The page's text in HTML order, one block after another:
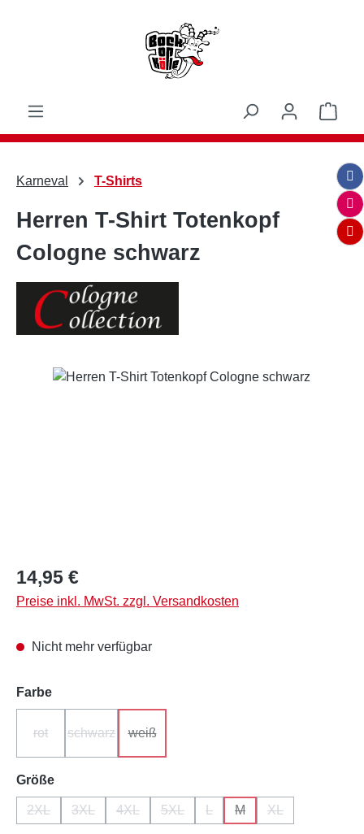
Karneval T-Shirts
Herren T-Shirt Totenkopf
Cologne schwarz
Bildergalerie überspringen
Regulärer Preis:
14,95 €
Preise inkl. MwSt. zzgl. Versandkosten
Nicht mehr verfügbar
Farbeauswählen
rot schwarz weiß
Größeauswählen
2XL
(Diese Option ist zurzeit nicht verfügbar.)
3XL
(Diese Option ist zurzeit nicht verfügbar.)
4XL
(Diese Option ist zurzeit nicht verfügbar.)
5XL
(Diese Option ist zurzeit nicht
L
(Diese Option ist zurzeit nicht
M
(Diese Option ist
XL